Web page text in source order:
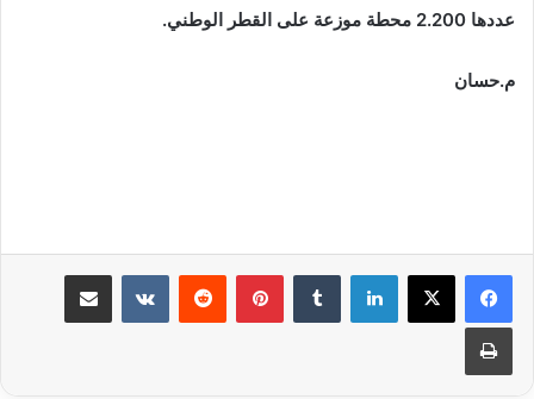
عددها 2.200 محطة موزعة على القطر الوطني.
م.حسان
لينكدإن بينتيريست
طباعة